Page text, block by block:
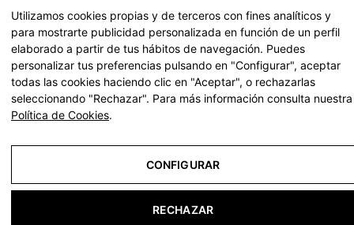
Utilizamos cookies propias y de terceros con fines analíticos y
para mostrarte publicidad personalizada en función de un perfil
elaborado a partir de tus hábitos de navegación. Puedes
personalizar tus preferencias pulsando en "Configurar", aceptar
todas las cookies haciendo clic en "Aceptar", o rechazarlas
seleccionando "Rechazar". Para más información consulta nuestra
Política de Cookies.
CONFIGURAR
RECHAZAR
Aviso Legal
Política de Privacidad
Política de Cookies
Configurar